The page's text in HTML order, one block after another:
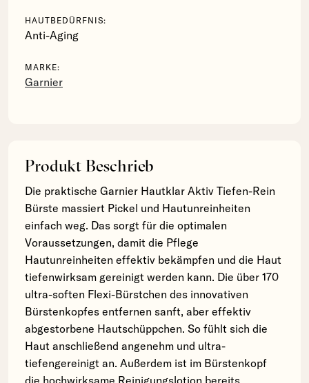
HAUTBEDÜRFNIS:
Anti-Aging
MARKE:
Garnier
Produkt Beschrieb
Die praktische Garnier Hautklar Aktiv Tiefen-Rein
Bürste massiert Pickel und Hautunreinheiten
einfach weg. Das sorgt für die optimalen
Voraussetzungen, damit die Pflege
Hautunreinheiten effektiv bekämpfen und die Haut
tiefenwirksam gereinigt werden kann. Die über 170
ultra-soften Flexi-Bürstchen des innovativen
Bürstenkopfes entfernen sanft, aber effektiv
abgestorbene Hautschüppchen. So fühlt sich die
Haut anschließend angenehm und ultra-
tiefengereinigt an. Außerdem ist im Bürstenkopf